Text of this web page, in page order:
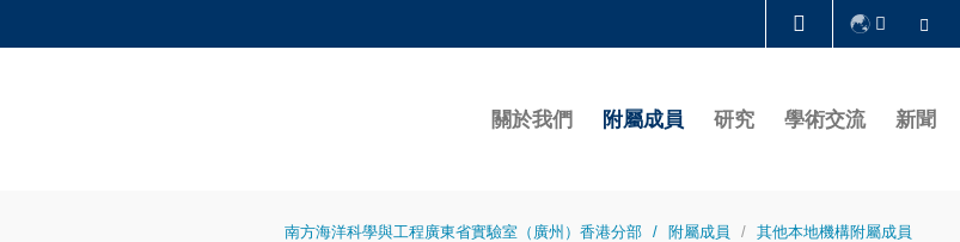
關於我們 附屬成員 研究 學術交流 新聞
南方海洋科學與工程廣東省實驗室（廣州）香港分部 附屬成員 其他本地機構附屬成員